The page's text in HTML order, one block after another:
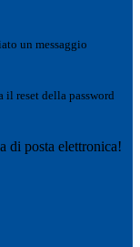
un messaggio
il reset della password
di posta elettronica!